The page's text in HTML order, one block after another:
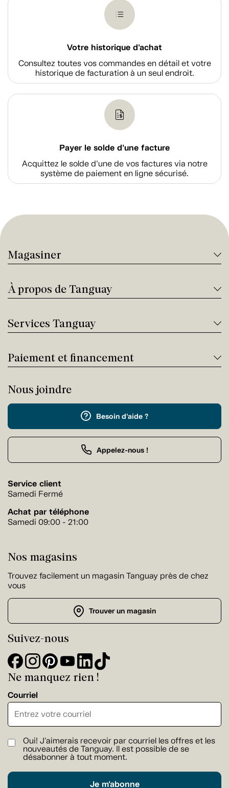
Votre historique d'achat
Consultez toutes vos commandes en détail et votre
historique de facturation à un seul endroit.
Payer le solde d'une facture
Acquittez le solde d’une de vos factures via notre
système de paiement en ligne sécurisé.
Magasiner
À propos de Tanguay
Services Tanguay
Paiement et financement
Nous joindre
Besoin d'aide ?
Appelez-nous !
Service client
Samedi Fermé
Achat par téléphone
Samedi 09:00 - 21:00
Nos magasins
Trouvez facilement un magasin Tanguay près de chez
vous
Trouver un magasin
Suivez-nous
Ne manquez rien !
Courriel
Oui! J'aimerais recevoir par courriel les offres et les
nouveautés de Tanguay. Il est possible de se
désabonner à tout moment.
Je m'abonne